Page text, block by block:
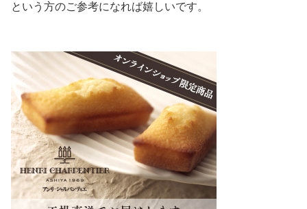
という方のご参考になれば嬉しいです。